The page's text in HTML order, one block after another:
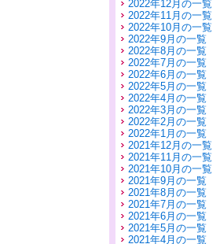
2022年12月の一覧
2022年11月の一覧
2022年10月の一覧
2022年9月の一覧
2022年8月の一覧
2022年7月の一覧
2022年6月の一覧
2022年5月の一覧
2022年4月の一覧
2022年3月の一覧
2022年2月の一覧
2022年1月の一覧
2021年12月の一覧
2021年11月の一覧
2021年10月の一覧
2021年9月の一覧
2021年8月の一覧
2021年7月の一覧
2021年6月の一覧
2021年5月の一覧
2021年4月の一覧